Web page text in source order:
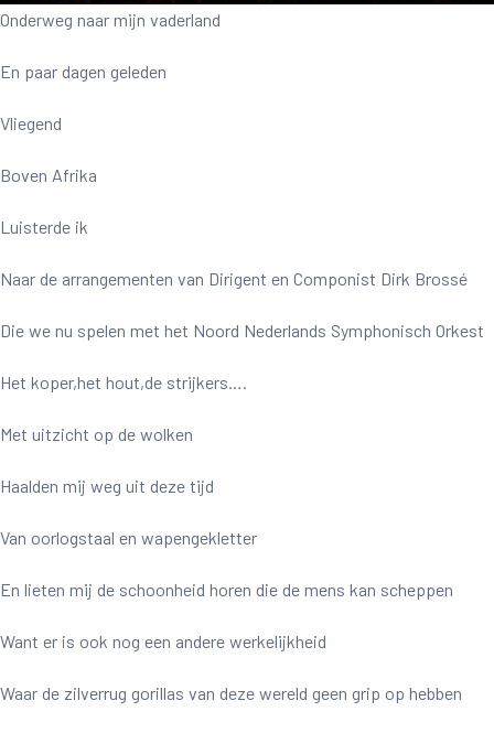
Onderweg naar mijn vaderland
En paar dagen geleden
Vliegend
Boven Afrika
Luisterde ik
Naar de arrangementen van Dirigent en Componist Dirk Brossé
Die we nu spelen met het Noord Nederlands Symphonisch Orkest
Het koper,het hout,de strijkers….
Met uitzicht op de wolken
Haalden mij weg uit deze tijd
Van oorlogstaal en wapengekletter
En lieten mij de schoonheid horen die de mens kan scheppen
Want er is ook nog een andere werkelijkheid
Waar de zilverrug gorillas van deze wereld geen grip op hebben